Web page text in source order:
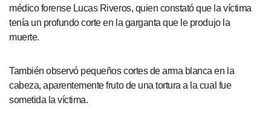
médico forense Lucas Riveros, quien constató que la víctima
tenía un profundo corte en la garganta que le produjo la
muerte.
También observó pequeños cortes de arma blanca en la
cabeza, aparentemente fruto de una tortura a la cual fue
sometida la víctima.